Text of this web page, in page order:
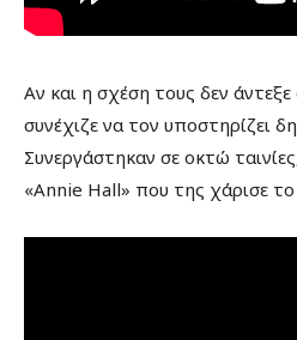
Αν και η σχέση τους δεν
συνέχιζε να τον υποστηρίζει
Συνεργάστηκαν σε οκτώ
«Annie Hall» που της χάρισε